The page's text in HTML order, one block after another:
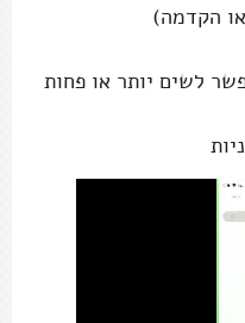
הקדמה)
לשים יותר או פחות